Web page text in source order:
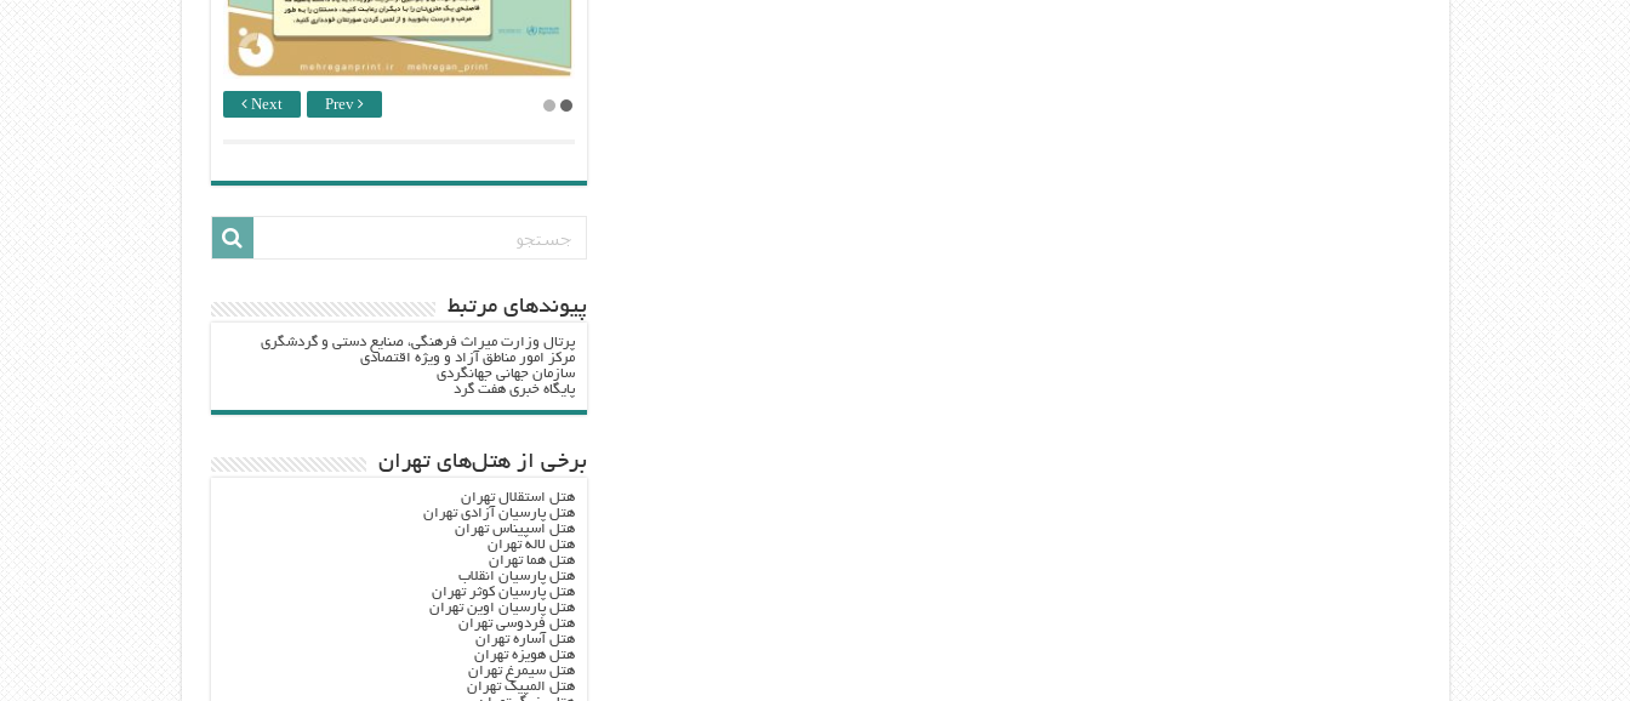
Next Prev
پيوندهاي مرتبط
پرتال وزارت ميراث فرهنگي، صنایع دستی و گردشگري
مرکز امور مناطق آزاد و ویژه اقتصادی
سازمان جهانی جهانگردی
پایگاه خبری هفت گرد
برخی از هتل‌های تهران
هتل استقلال تهران
هتل پارسیان آزادی تهران
هتل اسپیناس تهران
هتل لاله تهران
هتل هما تهران
هتل پارسیان انقلاب
هتل پارسیان کوثر تهران
هتل پارسیان اوین تهران
هتل فردوسی تهران
هتل آساره تهران
هتل هویزه تهران
هتل سیمرغ تهران
هتل المپیک تهران